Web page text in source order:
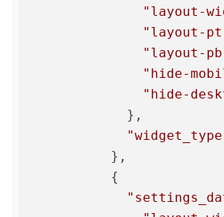
"layout-
"layout-
"layout-
"hide-
"hide-
            },
          },
          {